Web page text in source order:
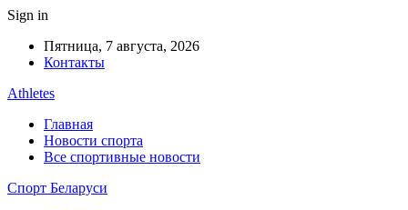
Sign in
Пятница, 7 августа, 2026
Контакты
Athletes
Главная
Новости спорта
Все спортивные новости
Спорт Беларуси